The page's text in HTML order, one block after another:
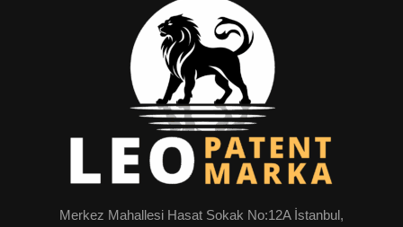
Merkez Mahallesi Hasat Sokak No:12A İstanbul,